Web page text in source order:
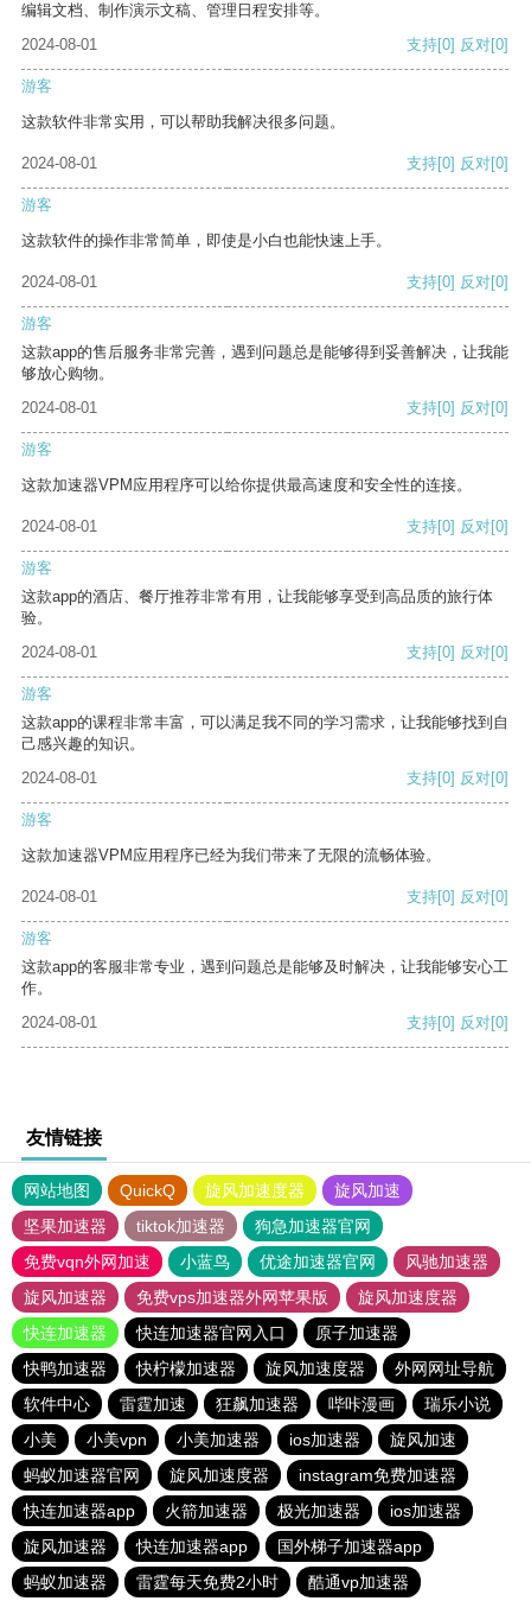
编辑文档、制作演示文稿、管理日程安排等。
2024-08-01
支持[0] 反对[0]
游客
这款软件非常实用，可以帮助我解决很多问题。
2024-08-01 支持[0] 反对[0]
游客
这款软件的操作非常简单，即使是小白也能快速上手。
2024-08-01 支持[0] 反对[0]
游客
这款app的售后服务非常完善，遇到问题总是能够得到妥善解决，让我能
够放心购物。
2024-08-01
支持[0] 反对[0]
游客
这款加速器VPM应用程序可以给你提供最高速度和安全性的连接。
2024-08-01 支持[0] 反对[0]
游客
这款app的酒店、餐厅推荐非常有用，让我能够享受到高品质的旅行体
验。
2024-08-01
支持[0] 反对[0]
游客
这款app的课程非常丰富，可以满足我不同的学习需求，让我能够找到自
己感兴趣的知识。
2024-08-01
支持[0] 反对[0]
游客
这款加速器VPM应用程序已经为我们带来了无限的流畅体验。
2024-08-01 支持[0] 反对[0]
游客
这款app的客服非常专业，遇到问题总是能够及时解决，让我能够安心工
作。
2024-08-01
支持[0] 反对[0]
友情链接
网站地图 QuickQ 旋风加速度器
旋风加速
坚果加速器
tiktok加速器
狗急加速器官网
免费vqn外网加速
小蓝鸟 优途加速器官网
风驰加速器
旋风加速器
免费vps加速器外网苹果版
旋风加速度器
快连加速器
快连加速器官网入口
原子加速器
快鸭加速器
快柠檬加速器 旋风加速度器
外网网址导航
软件中心
雷霆加速 狂飙加速器 哔咔漫画
瑞乐小说
小美
小美vpn 小美加速器 ios加速器
旋风加速
蚂蚁加速器官网
旋风加速度器
instagram免费加速器
快连加速器app
火箭加速器 极光加速器
ios加速器
旋风加速器
快连加速器app
国外梯子加速器app
蚂蚁加速器
雷霆每天免费2小时 酷通vp加速器